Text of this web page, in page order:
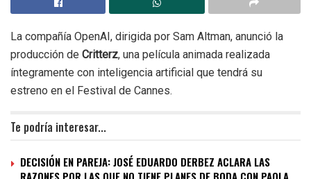
La compañía OpenAI, dirigida por Sam Altman, anunció la
producción de Critterz, una película animada realizada
íntegramente con inteligencia artificial que tendrá su
estreno en el Festival de Cannes.
Te podría interesar...
DECISIÓN EN PAREJA: JOSÉ EDUARDO DERBEZ ACLARA LAS